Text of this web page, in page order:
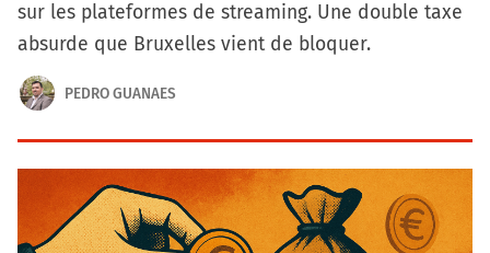
sur les plateformes de streaming. Une double taxe
absurde que Bruxelles vient de bloquer.
PEDRO GUANAES